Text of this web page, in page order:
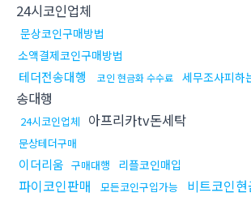
24시코인업체
문상코인구매방법
소액결제코인구매방법
테더전송대행 코인 현금화 수수료 세무조사피하
송대행
24시코인업체 아프리카tv돈세탁
문상테더구매
이더리움 구매대행 리플코인매입
파이코인판매 모든코인구입가능 비트코인